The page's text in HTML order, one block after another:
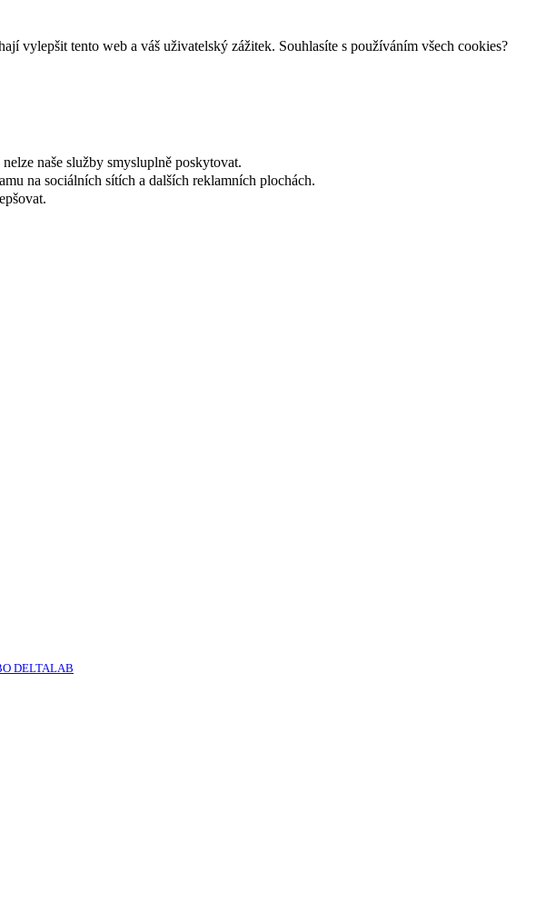
vylepšit tento web a váš uživatelský zážitek. Souhlasíte s používáním všech cookies?
naše služby smysluplně poskytovat.
na sociálních sítích a dalších reklamních plochách.
DELTALAB